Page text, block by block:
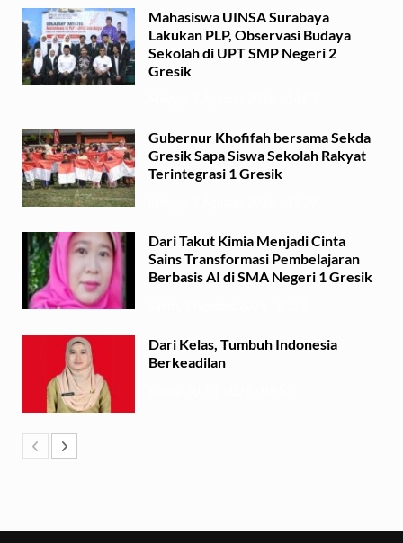
Mahasiswa UINSA Surabaya
Lakukan PLP, Observasi Budaya
Sekolah di UPT SMP Negeri 2
Gresik
Gubernur Khofifah bersama Sekda
Gresik Sapa Siswa Sekolah Rakyat
Terintegrasi 1 Gresik
Dari Takut Kimia Menjadi Cinta
Sains Transformasi Pembelajaran
Berbasis AI di SMA Negeri 1 Gresik
Dari Kelas, Tumbuh Indonesia
Berkeadilan